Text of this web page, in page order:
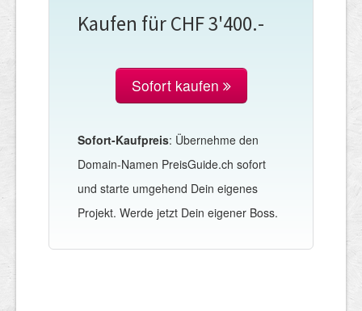
Kaufen für CHF 3'400.-
Sofort kaufen
Sofort-Kaufpreis: Übernehme den
Domain-Namen PreisGuide.ch sofort
und starte umgehend Dein eigenes
Projekt. Werde jetzt Dein eigener Boss.